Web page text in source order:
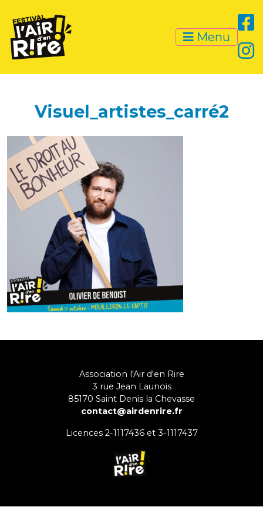
Menu
Visuel_artistes_carré2
Association l'Air d'en Rire
3 rue Jean Launois
85170 Saint Denis la Chevasse
contact@airdenrire.fr
Licences 2-1117436 et 3-1117437